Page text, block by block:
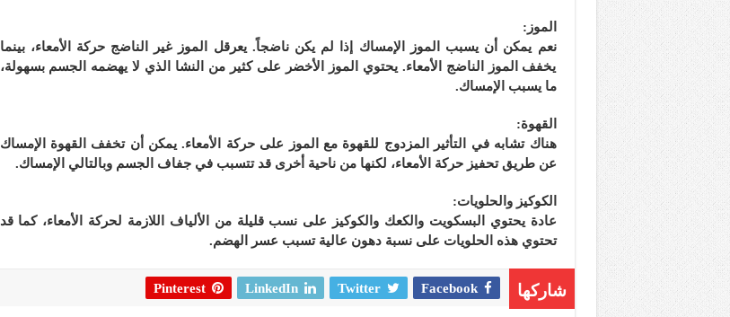
الموز:
نعم يمكن أن يسبب الموز الإمساك إذا لم يكن ناضجاً. يعرقل الموز غير الناضج حركة الأمعاء، بينما
يخفف الموز الناضج الأمعاء. يحتوي الموز الأخضر على كثير من النشا الذي لا يهضمه الجسم بسهولة،
ما يسبب الإمساك.
القهوة:
هناك تشابه في التأثير المزدوج للقهوة مع الموز على حركة الأمعاء. يمكن أن تخفف القهوة الإمساك
عن طريق تحفيز حركة الأمعاء، لكنها من ناحية أخرى قد تتسبب في جفاف الجسم وبالتالي الإمساك.
الكوكيز والحلويات:
عادة يحتوي البسكويت والكعك والكوكيز على نسب قليلة من الألياف اللازمة لحركة الأمعاء، كما قد
تحتوي هذه الحلويات على نسبة دهون عالية تسبب عسر الهضم.
شاركها Facebook
Twitter
LinkedIn
Pinterest